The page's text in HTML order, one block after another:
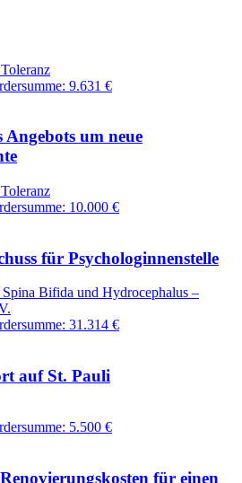
9.631 €
um neue
10.000 €
für Psychologinnenstelle
Bifida und Hydrocephalus –
31.314 €
auf St. Pauli
5.500 €
für einen